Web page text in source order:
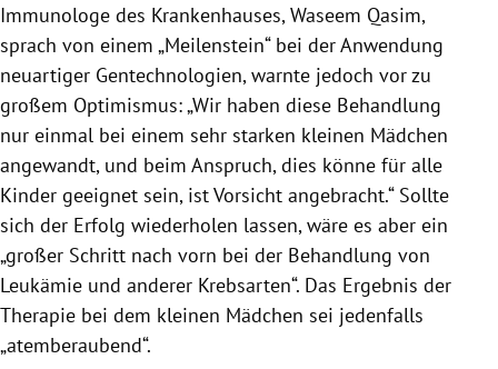
Immunologe des Krankenhauses,Waseem Qasim,
sprach von einem „Meilenstein“ bei der Anwendung
neuartiger Gentechnologien, warnte jedoch vor zu
großem Optimismus: „Wir haben diese Behandlung
nur einmal bei einem sehr starken kleinen Mädchen
angewandt, und beim Anspruch, dies könne für alle
Kinder geeignet sein, ist Vorsicht angebracht.“ Sollte
sich der Erfolg wiederholen lassen, wäre es aber ein
„großer Schritt nach vorn bei der Behandlung von
Leukämie und anderer Krebsarten“. Das Ergebnis der
Therapie bei dem kleinen Mädchen sei jedenfalls
„atemberaubend“.